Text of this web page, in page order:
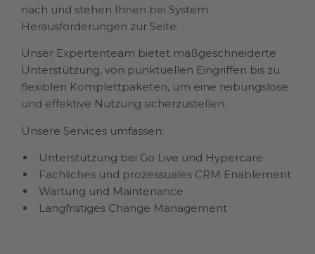
nach und stehen Ihnen bei System
Herausforderungen zur Seite.
Unser Expertenteam bietet maßgeschneiderte
Unterstützung, von punktuellen Eingriffen bis zu
flexiblen Komplettpaketen, um eine reibungslose
und effektive Nutzung sicherzustellen.
Unsere Services umfassen:
Unterstützung bei Go Live und Hypercare
Fachliches und prozessuales CRM Enablement
Wartung und Maintenance
Langfristiges Change Management